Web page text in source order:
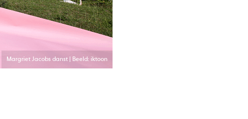
Margriet Jacobs danst | Beeld: iktoon